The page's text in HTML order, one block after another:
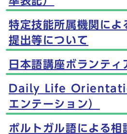
特定技能所属機関によ
提出等について
日本語講座ボランティ
Daily Life
エンテーション）
ポルトガル語による相